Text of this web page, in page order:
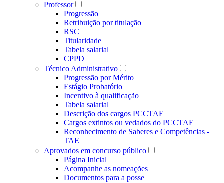
Professor
Progressão
Retribuição por titulação
RSC
Titularidade
Tabela salarial
CPPD
Técnico Administrativo
Progressão por Mérito
Estágio Probatório
Incentivo à qualificação
Tabela salarial
Descrição dos cargos PCCTAE
Cargos extintos ou vedados do PCCTAE
Reconhecimento de Saberes e Competências -
TAE
Aprovados em concurso público
Página Inicial
Acompanhe as nomeações
Documentos para a posse